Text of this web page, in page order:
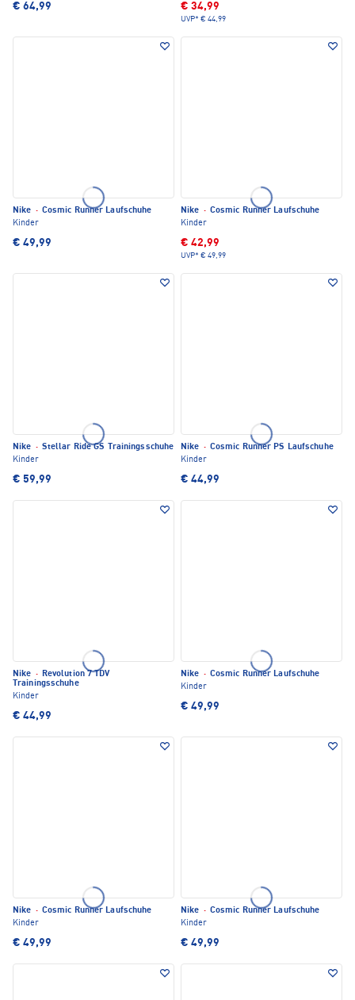
€ 64,99 € 34,99
UVP* € 44,99
Nike · Cosmic Runner Laufschuhe
Kinder
€ 49,99
Nike · Cosmic Runner Laufschuhe
Kinder
€ 42,99
UVP* € 49,99
Nike · Stellar Ride GS Trainingsschuhe
Kinder
€ 59,99
Nike · Cosmic Runner PS Laufschuhe
Kinder
€ 44,99
Nike · Revolution 7 TDV
Trainingsschuhe
Kinder
€ 44,99
Nike · Cosmic Runner Laufschuhe
Kinder
€ 49,99
Nike · Cosmic Runner Laufschuhe
Kinder
€ 49,99
Nike · Cosmic Runner Laufschuhe
Kinder
€ 49,99